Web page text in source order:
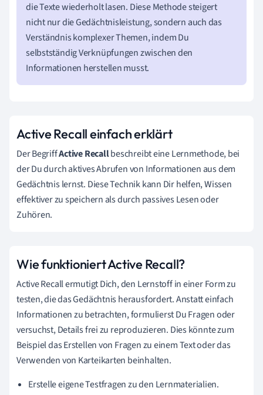
die Texte wiederholt lasen. Diese Methode steigert
nicht nur die Gedächtnisleistung, sondern auch das
Verständnis komplexer Themen, indem Du
selbstständig Verknüpfungen zwischen den
Informationen herstellen musst.
Active Recall einfach erklärt
Der BegriffActive Recallbeschreibt eine Lernmethode, bei
der Du durch aktives Abrufen von Informationen aus dem
Gedächtnis lernst. Diese Technik kann Dir helfen, Wissen
effektiver zu speichern als durch passives Lesen oder
Zuhören.
Wie funktioniert Active Recall?
Active Recall ermutigt Dich, den Lernstoff in einer Form zu
testen, die das Gedächtnis herausfordert. Anstatt einfach
Informationen zu betrachten, formulierst Du Fragen oder
versuchst, Details frei zu reproduzieren. Dies könnte zum
Beispiel das Erstellen von Fragen zu einem Text oder das
Verwenden von Karteikarten beinhalten.
Erstelle eigene Testfragen zu den Lernmaterialien.